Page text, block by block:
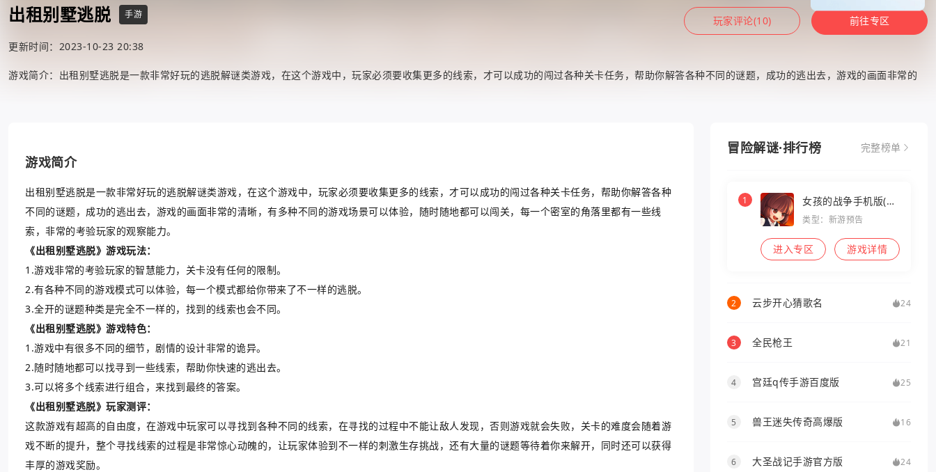
出租别墅逃脱 手游
更新时间：2023-10-23 20:38
玩家评论(10) 前往专区
游戏简介：出租别墅逃脱是一款非常好玩的逃脱解谜类游戏，在这个游戏中，玩家必须要收集更多的线索，才可以成功的闯过各种关卡任务，帮助你解答各种不同的谜题，成功的逃出去，游戏的画面非常的
游戏简介
出租别墅逃脱是一款非常好玩的逃脱解谜类游戏，在这个游戏中，玩家必须要收集更多的线索，才可以成功的闯过各种关卡任务，帮助你解答各种
不同的谜题，成功的逃出去，游戏的画面非常的清晰，有多种不同的游戏场景可以体验，随时随地都可以闯关，每一个密室的角落里都有一些线
索，非常的考验玩家的观察能力。
《出租别墅逃脱》游戏玩法：
1.游戏非常的考验玩家的智慧能力，关卡没有任何的限制。
2.有各种不同的游戏模式可以体验，每一个模式都给你带来了不一样的逃脱。
3.全开的谜题种类是完全不一样的，找到的线索也会不同。
《出租别墅逃脱》游戏特色：
1.游戏中有很多不同的细节，剧情的设计非常的诡异。
2.随时随地都可以找寻到一些线索，帮助你快速的逃出去。
3.可以将多个线索进行组合，来找到最终的答案。
《出租别墅逃脱》玩家测评：
这款游戏有超高的自由度，在游戏中玩家可以寻找到各种不同的线索，在寻找的过程中不能让敌人发现，否则游戏就会失败，关卡的难度会随着游
戏不断的提升，整个寻找线索的过程是非常惊心动魄的，让玩家体验到不一样的刺激生存挑战，还有大量的谜题等待着你来解开，同时还可以获得
丰厚的游戏奖励。
冒险解谜·排行榜 完整榜单
1
女孩的战争手机版(暂
未上线)
类型：新游预告
进入专区 游戏详情
2 云步开心猜歌名 24
3 全民枪王 21
4 宫廷q传手游百度版 25
5 兽王迷失传奇高爆版 16
6 大圣战记手游官方版 24